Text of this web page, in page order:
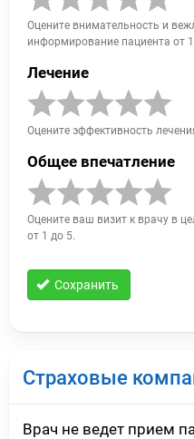
Оцените внимательность и
информирование пациента от
Лечение
Оцените эффективность
Общее впечатление
Оцените ваш визит к врачу в
от 1 до 5.
Сохранить
Страховые
Врач не ведет прием